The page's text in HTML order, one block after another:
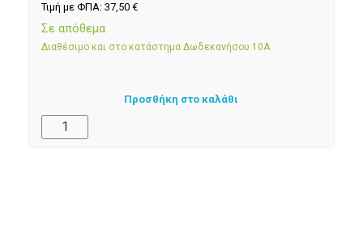
Τιμή με ΦΠΑ: 37,50 €
Σε απόθεμα
Διαθέσιμο και στο κατάστημα Δωδεκανήσου 10Α
Προσθήκη στο καλάθι